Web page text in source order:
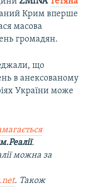
Крим вперше
масова
громадян.
що
в анексованому
України може
.
можна за
. Також